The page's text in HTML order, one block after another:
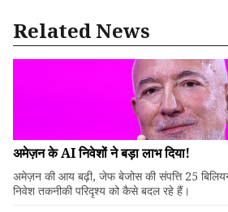
Related News
अमेज़न के AI निवेशों ने बड़ा लाभ दिया!
अमेज़न की आय बढ़ी, जेफ बेजोस की संपत्ति 25
निवेश तकनीकी परिदृश्य को कैसे बदल रहे हैं।